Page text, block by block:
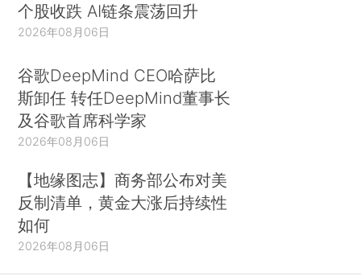
个股收跌 AI链条震荡回升
2026年08月06日
谷歌DeepMind CEO哈萨比
斯卸任 转任DeepMind董事长
及谷歌首席科学家
2026年08月06日
【地缘图志】商务部公布对美
反制清单，黄金大涨后持续性
如何
2026年08月06日